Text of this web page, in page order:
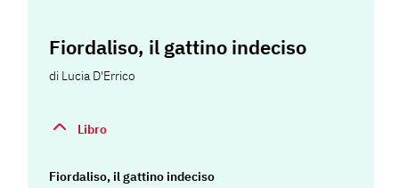
Fiordaliso, il gattino indeciso
di Lucia D'Errico
Libro
Fiordaliso, il gattino indeciso